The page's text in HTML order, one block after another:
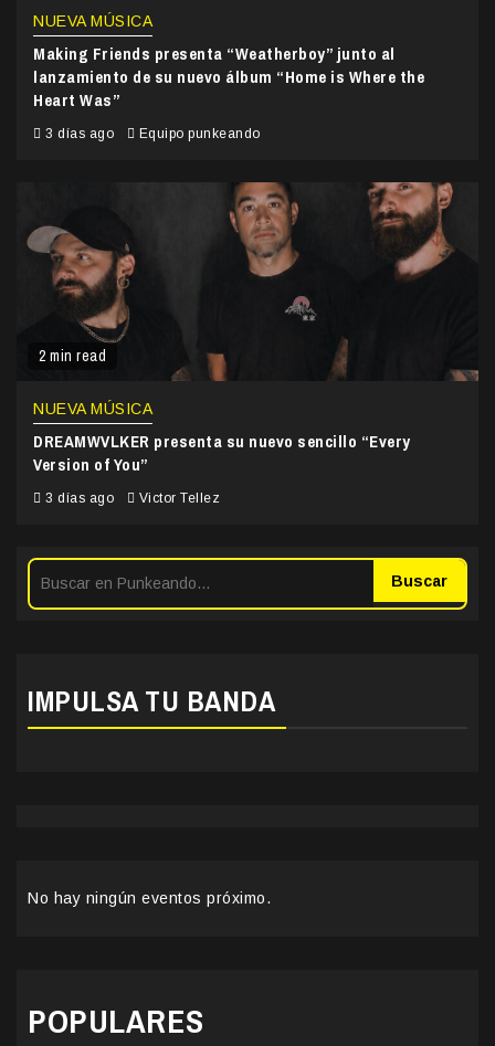
NUEVA MÚSICA
Making Friends presenta “Weatherboy” junto al
lanzamiento de su nuevo álbum “Home is Where the
Heart Was”
3 días ago Equipo punkeando
2 min read
NUEVA MÚSICA
DREAMWVLKER presenta su nuevo sencillo “Every
Version of You”
3 días ago Victor Tellez
Buscar
IMPULSA TU BANDA
No hay ningún eventos próximo.
POPULARES